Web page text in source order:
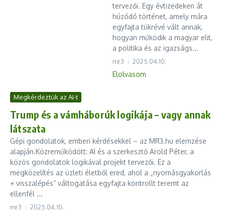
tervezői. Egy évtizedeken át
húzódó történet, amely mára
egyfajta tükrévé vált annak,
hogyan működik a magyar elit,
a politika és az igazságs...
mr3 2025.04.10.
Elolvasom
Megkérdeztük az AI-t
Trump és a vámháborúk logikája – vagy annak
látszata
Gépi gondolatok, emberi kérdésekkel – az MR3.hu elemzése
alapján.Közreműködött: AI és a szerkesztő Arold Péter, a
közös gondolatok logikával projekt tervezői. Ez a
megközelítés az üzleti életből ered, ahol a „nyomásgyakorlás
+ visszalépés” váltogatása egyfajta kontrollt teremt az
ellenfél ...
mr3 2025.04.10.